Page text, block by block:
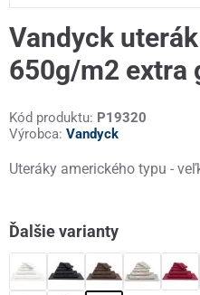
Vandyck
650g/m2 extra
Kód produktu: P19320
Výrobca: Vandyck
Uteráky amerického typu -
Ďalšie varianty